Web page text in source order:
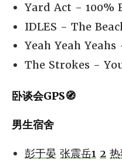
Yard Act - 100%
IDLES - The
Yeah Yeah
The Strokes -
卧谈会GPS🧭
男生宿舍
彭于晏 张震岳1 2